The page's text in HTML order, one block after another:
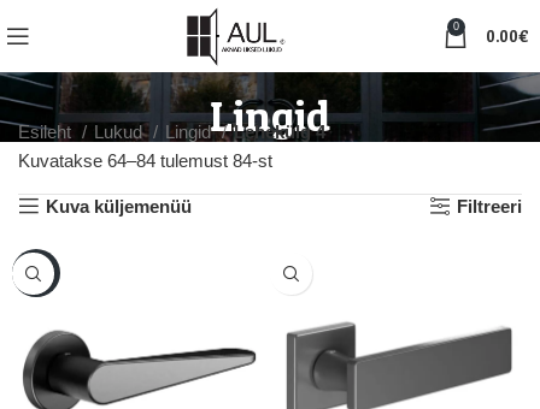
0 0.00€
Lingid
Esileht Lukud Lingid
Lehekülg 4
Kuvatakse 64–84 tulemust 84-st
Kuva küljemenüü Filtreeri
-17%